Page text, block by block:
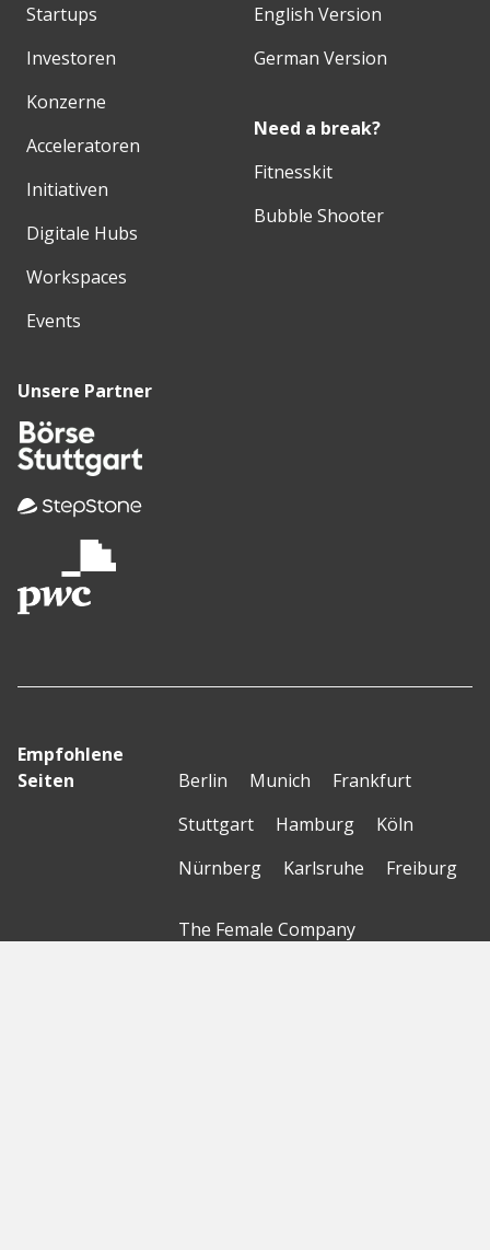
Startups
Investoren
Konzerne
Acceleratoren
Initiativen
Digitale Hubs
Workspaces
Events
English Version
German Version
Need a break?
Fitnesskit
Bubble Shooter
Unsere Partner
Empfohlene
Seiten
Berlin Munich
Frankfurt
Stuttgart
Hamburg
Köln
Nürnberg
Karlsruhe Freiburg
The Female Company